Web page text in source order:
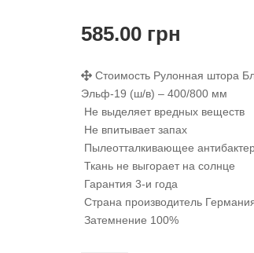
585.00грн
Стоимость Рулонная штора
Эльф-19 (ш/в) – 400/800 мм
Не выделяет вредных веществ
Не впитывает запах
Пылеотталкивающее
Ткань не выгорает на солнце
Гарантия 3-и года
Страна производитель
Затемнение 100%